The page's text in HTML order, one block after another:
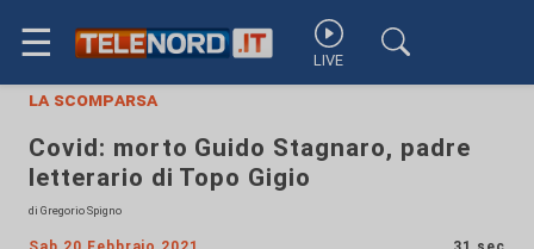
☰ LIVE
la scomparsa
Covid: morto Guido Stagnaro, padre
letterario di Topo Gigio
di Gregorio Spigno